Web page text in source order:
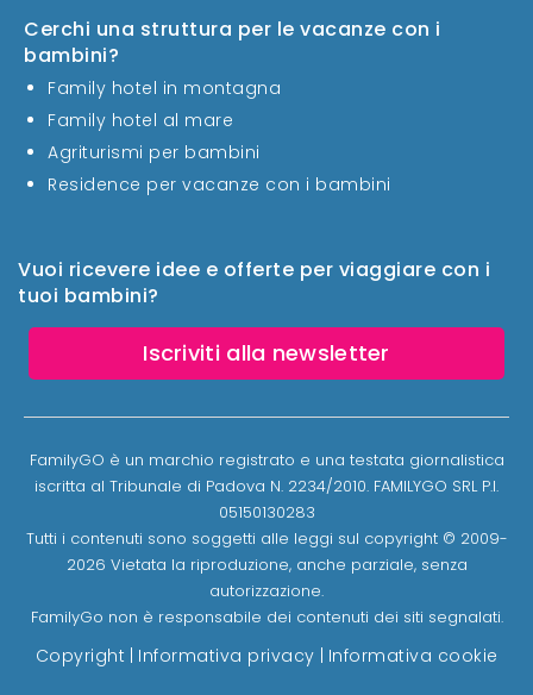
Vuoi ricevere idee e offerte per viaggiare con i
tuoi bambini?
Iscriviti alla newsletter
Cerchi una struttura per le vacanze con i
bambini?
Family hotel in montagna
Family hotel al mare
Agriturismi per bambini
Residence per vacanze con i bambini
FamilyGO è un marchio registrato e una testata giornalistica
iscritta al Tribunale di Padova N. 2234/2010. FAMILYGO SRL P.I.
05150130283
Tutti i contenuti sono soggetti alle leggi sul copyright © 2009-
2026 Vietata la riproduzione, anche parziale, senza
autorizzazione.
FamilyGo non è responsabile dei contenuti dei siti segnalati.
Copyright Informativa privacy Informativa cookie